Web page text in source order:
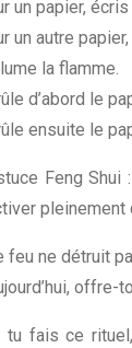
un papier,
un autre
la flamme.
d’abord le
ensuite le
Feng
pleinement
feu ne détruit
offre-
tu fais ce